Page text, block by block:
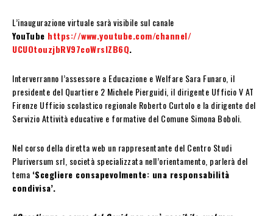
L’inaugurazione virtuale sarà visibile sul canale
YouTube https://www.youtube.com/channel/
UCUOtouzjbRV97coWrslZB6Q.
Interverranno l’assessore a Educazione e Welfare Sara Funaro, il
presidente del Quartiere 2 Michele Pierguidi, il dirigente Ufficio V AT
Firenze Ufficio scolastico regionale Roberto Curtolo e la dirigente del
Servizio Attività educative e formative del Comune Simona Boboli.
Nel corso della diretta web un rappresentante del Centro Studi
Pluriversum srl, società specializzata nell’orientamento, parlerà del
tema ‘Scegliere consapevolmente: una responsabilità
condivisa’.